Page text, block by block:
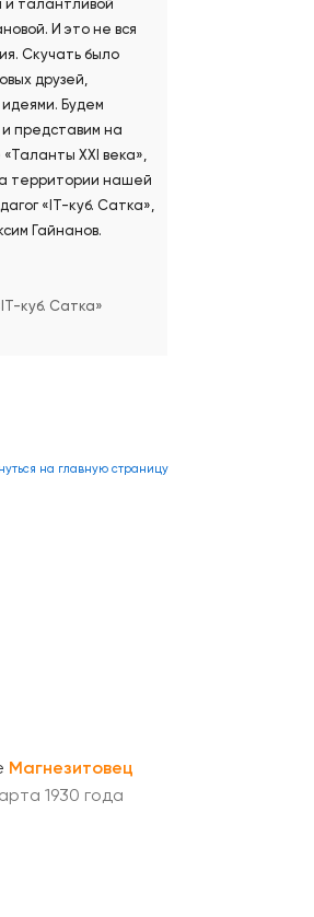
и талантливой
И это не вся
Скучать было
друзей,
Будем
и представим на
XXI века»,
территории нашей
«IT-куб. Сатка»,
Гайнанов.
куб. Сатка»
на главную страницу
Магнезитовец
1930 года